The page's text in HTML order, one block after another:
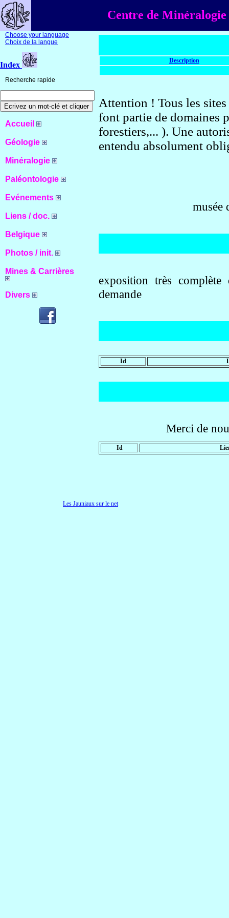
Centre de Minéralogie
Choose your language
Choix de la langue
Index
Recherche rapide
Accueil
Géologie
Minéralogie
Paléontologie
Evénements
Liens / doc.
Belgique
Photos / init.
Mines & Carrières
Divers
Description
Attention ! Tous les
font partie de domaines
forestiers,... ). Une
entendu absolument
musée
exposition très
demande
Id
Merci de
Id
Les Jauniaux sur le net